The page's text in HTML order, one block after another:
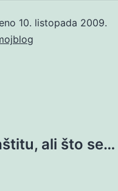
10. listopada 2009.
ali što se…